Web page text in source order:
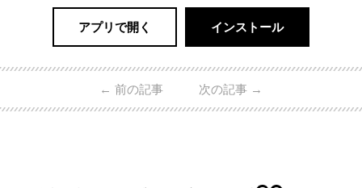
アプリで開く インストール
← 前の記事 次の記事 →